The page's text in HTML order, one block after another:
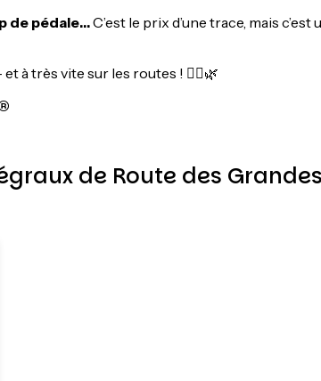
de pédale…C’est le prix d’une trace, mais c’est
et à très vite sur les routes ! 🚵‍♀️🌿
de Route des